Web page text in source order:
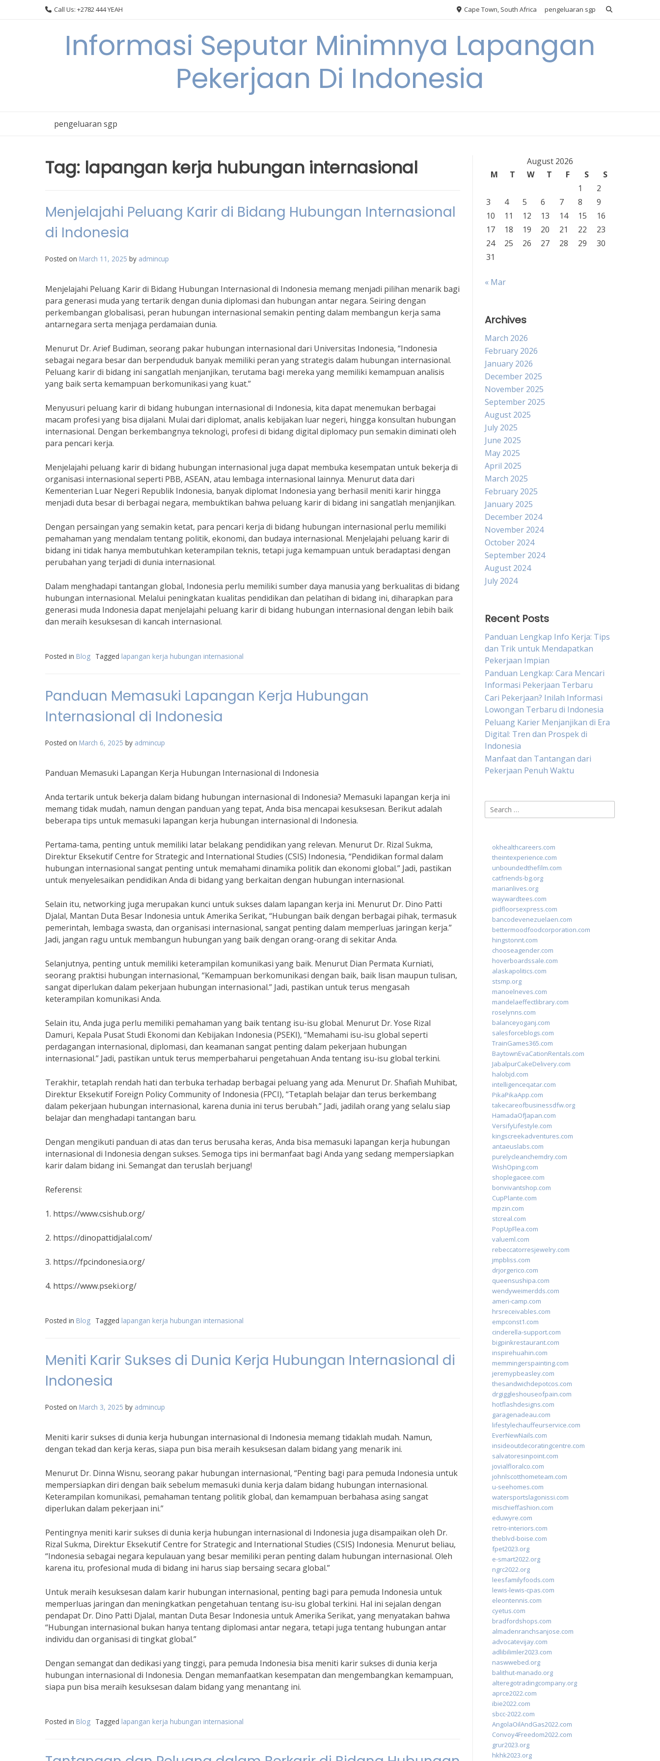
Call Us: +2782 444 YEAH Cape Town, South Africa pengeluaran sgp
Informasi Seputar Minimnya Lapangan
Pekerjaan Di Indonesia
pengeluaran sgp
Tag: lapangan kerja hubungan internasional
Menjelajahi Peluang Karir di Bidang Hubungan Internasional
di Indonesia
Posted on March 11, 2025 by admincup
Menjelajahi Peluang Karir di Bidang Hubungan Internasional di Indonesia memang menjadi pilihan menarik bagi
para generasi muda yang tertarik dengan dunia diplomasi dan hubungan antar negara. Seiring dengan
perkembangan globalisasi, peran hubungan internasional semakin penting dalam membangun kerja sama
antarnegara serta menjaga perdamaian dunia.
Menurut Dr. Arief Budiman, seorang pakar hubungan internasional dari Universitas Indonesia, “Indonesia
sebagai negara besar dan berpenduduk banyak memiliki peran yang strategis dalam hubungan internasional.
Peluang karir di bidang ini sangatlah menjanjikan, terutama bagi mereka yang memiliki kemampuan analisis
yang baik serta kemampuan berkomunikasi yang kuat.”
Menyusuri peluang karir di bidang hubungan internasional di Indonesia, kita dapat menemukan berbagai
macam profesi yang bisa dijalani. Mulai dari diplomat, analis kebijakan luar negeri, hingga konsultan hubungan
internasional. Dengan berkembangnya teknologi, profesi di bidang digital diplomacy pun semakin diminati oleh
para pencari kerja.
Menjelajahi peluang karir di bidang hubungan internasional juga dapat membuka kesempatan untuk bekerja di
organisasi internasional seperti PBB, ASEAN, atau lembaga internasional lainnya. Menurut data dari
Kementerian Luar Negeri Republik Indonesia, banyak diplomat Indonesia yang berhasil meniti karir hingga
menjadi duta besar di berbagai negara, membuktikan bahwa peluang karir di bidang ini sangatlah menjanjikan.
Dengan persaingan yang semakin ketat, para pencari kerja di bidang hubungan internasional perlu memiliki
pemahaman yang mendalam tentang politik, ekonomi, dan budaya internasional. Menjelajahi peluang karir di
bidang ini tidak hanya membutuhkan keterampilan teknis, tetapi juga kemampuan untuk beradaptasi dengan
perubahan yang terjadi di dunia internasional.
Dalam menghadapi tantangan global, Indonesia perlu memiliki sumber daya manusia yang berkualitas di bidang
hubungan internasional. Melalui peningkatan kualitas pendidikan dan pelatihan di bidang ini, diharapkan para
generasi muda Indonesia dapat menjelajahi peluang karir di bidang hubungan internasional dengan lebih baik
dan meraih kesuksesan di kancah internasional.
Posted in Blog Tagged lapangan kerja hubungan internasional
Panduan Memasuki Lapangan Kerja Hubungan
Internasional di Indonesia
Posted on March 6, 2025 by admincup
Panduan Memasuki Lapangan Kerja Hubungan Internasional di Indonesia
Anda tertarik untuk bekerja dalam bidang hubungan internasional di Indonesia? Memasuki lapangan kerja ini
memang tidak mudah, namun dengan panduan yang tepat, Anda bisa mencapai kesuksesan. Berikut adalah
beberapa tips untuk memasuki lapangan kerja hubungan internasional di Indonesia.
Pertama-tama, penting untuk memiliki latar belakang pendidikan yang relevan. Menurut Dr. Rizal Sukma,
Direktur Eksekutif Centre for Strategic and International Studies (CSIS) Indonesia, “Pendidikan formal dalam
hubungan internasional sangat penting untuk memahami dinamika politik dan ekonomi global.” Jadi, pastikan
untuk menyelesaikan pendidikan Anda di bidang yang berkaitan dengan hubungan internasional.
Selain itu, networking juga merupakan kunci untuk sukses dalam lapangan kerja ini. Menurut Dr. Dino Patti
Djalal, Mantan Duta Besar Indonesia untuk Amerika Serikat, “Hubungan baik dengan berbagai pihak, termasuk
pemerintah, lembaga swasta, dan organisasi internasional, sangat penting dalam memperluas jaringan kerja.”
Jadi, jangan ragu untuk membangun hubungan yang baik dengan orang-orang di sekitar Anda.
Selanjutnya, penting untuk memiliki keterampilan komunikasi yang baik. Menurut Dian Permata Kurniati,
seorang praktisi hubungan internasional, “Kemampuan berkomunikasi dengan baik, baik lisan maupun tulisan,
sangat diperlukan dalam pekerjaan hubungan internasional.” Jadi, pastikan untuk terus mengasah
keterampilan komunikasi Anda.
Selain itu, Anda juga perlu memiliki pemahaman yang baik tentang isu-isu global. Menurut Dr. Yose Rizal
Damuri, Kepala Pusat Studi Ekonomi dan Kebijakan Indonesia (PSEKI), “Memahami isu-isu global seperti
perdagangan internasional, diplomasi, dan keamanan sangat penting dalam pekerjaan hubungan
internasional.” Jadi, pastikan untuk terus memperbaharui pengetahuan Anda tentang isu-isu global terkini.
Terakhir, tetaplah rendah hati dan terbuka terhadap berbagai peluang yang ada. Menurut Dr. Shafiah Muhibat,
Direktur Eksekutif Foreign Policy Community of Indonesia (FPCI), “Tetaplah belajar dan terus berkembang
dalam pekerjaan hubungan internasional, karena dunia ini terus berubah.” Jadi, jadilah orang yang selalu siap
belajar dan menghadapi tantangan baru.
Dengan mengikuti panduan di atas dan terus berusaha keras, Anda bisa memasuki lapangan kerja hubungan
internasional di Indonesia dengan sukses. Semoga tips ini bermanfaat bagi Anda yang sedang mempersiapkan
karir dalam bidang ini. Semangat dan teruslah berjuang!
Referensi:
1. https://www.csishub.org/
2. https://dinopattidjalal.com/
3. https://fpcindonesia.org/
4. https://www.pseki.org/
Posted in Blog Tagged lapangan kerja hubungan internasional
Meniti Karir Sukses di Dunia Kerja Hubungan Internasional di
Indonesia
Posted on March 3, 2025 by admincup
Meniti karir sukses di dunia kerja hubungan internasional di Indonesia memang tidaklah mudah. Namun,
dengan tekad dan kerja keras, siapa pun bisa meraih kesuksesan dalam bidang yang menarik ini.
Menurut Dr. Dinna Wisnu, seorang pakar hubungan internasional, “Penting bagi para pemuda Indonesia untuk
mempersiapkan diri dengan baik sebelum memasuki dunia kerja dalam bidang hubungan internasional.
Keterampilan komunikasi, pemahaman tentang politik global, dan kemampuan berbahasa asing sangat
diperlukan dalam pekerjaan ini.”
Pentingnya meniti karir sukses di dunia kerja hubungan internasional di Indonesia juga disampaikan oleh Dr.
Rizal Sukma, Direktur Eksekutif Centre for Strategic and International Studies (CSIS) Indonesia. Menurut beliau,
“Indonesia sebagai negara kepulauan yang besar memiliki peran penting dalam hubungan internasional. Oleh
karena itu, profesional muda di bidang ini harus siap bersaing secara global.”
Untuk meraih kesuksesan dalam karir hubungan internasional, penting bagi para pemuda Indonesia untuk
memperluas jaringan dan meningkatkan pengetahuan tentang isu-isu global terkini. Hal ini sejalan dengan
pendapat Dr. Dino Patti Djalal, mantan Duta Besar Indonesia untuk Amerika Serikat, yang menyatakan bahwa
“Hubungan internasional bukan hanya tentang diplomasi antar negara, tetapi juga tentang hubungan antar
individu dan organisasi di tingkat global.”
Dengan semangat dan dedikasi yang tinggi, para pemuda Indonesia bisa meniti karir sukses di dunia kerja
hubungan internasional di Indonesia. Dengan memanfaatkan kesempatan dan mengembangkan kemampuan,
siapa pun bisa meraih kesuksesan dalam bidang yang menantang ini.
Posted in Blog Tagged lapangan kerja hubungan internasional
August 2026
M
T W T F S
S
1
2
3
4 5 6 7 8
9
10
11 12 13 14 15
16
17
18 19 20 21 22
23
24
25 26 27 28 29
30
31
« Mar
Archives
March 2026
February 2026
January 2026
December 2025
November 2025
September 2025
August 2025
July 2025
June 2025
May 2025
April 2025
March 2025
February 2025
January 2025
December 2024
November 2024
October 2024
September 2024
August 2024
July 2024
Recent Posts
Panduan Lengkap Info Kerja: Tips
dan Trik untuk Mendapatkan
Pekerjaan Impian
Panduan Lengkap: Cara Mencari
Informasi Pekerjaan Terbaru
Cari Pekerjaan? Inilah Informasi
Lowongan Terbaru di Indonesia
Peluang Karier Menjanjikan di Era
Digital: Tren dan Prospek di
Indonesia
Manfaat dan Tantangan dari
Pekerjaan Penuh Waktu
Search
for:
okhealthcareers.com
theintexperience.com
unboundedthefilm.com
catfriends-bg.org
marianlives.org
waywardtees.com
pidfloorsexpress.com
bancodevenezuelaen.com
bettermoodfoodcorporation.com
hingstonnt.com
chooseagender.com
hoverboardssale.com
alaskapolitics.com
stsmp.org
manoelneves.com
mandelaeffectlibrary.com
roselynns.com
balanceyoganj.com
salesforceblogs.com
TrainGames365.com
BaytownEvaCationRentals.com
JabalpurCakeDelivery.com
halobjd.com
intelligenceqatar.com
PikaPikaApp.com
takecareofbusinessdfw.org
HamadaOfJapan.com
VersifyLifestyle.com
kingscreekadventures.com
antaeuslabs.com
purelycleanchemdry.com
WishOping.com
shoplegacee.com
bonvivantshop.com
CupPlante.com
mpzin.com
stcreal.com
PopUpFlea.com
valueml.com
rebeccatorresjewelry.com
jmpbliss.com
drjorgerico.com
queensushipa.com
wendyweimerdds.com
ameri-camp.com
hrsreceivables.com
empconst1.com
cinderella-support.com
bigpinkrestaurant.com
inspirehuahin.com
memmingerspainting.com
jeremypbeasley.com
thesandwichdepotcos.com
drgiggleshouseofpain.com
hotflashdesigns.com
garagenadeau.com
lifestylechauffeurservice.com
EverNewNails.com
insideoutdecoratingcentre.com
salvatoresinpoint.com
jovialfloralco.com
johnlscotthometeam.com
u-seehomes.com
watersportslagonissi.com
mischieffashion.com
eduwyre.com
retro-interiors.com
theblvd-boise.com
fpet2023.org
e-smart2022.org
ngrc2022.org
leesfamilyfoods.com
lewis-lewis-cpas.com
eleontennis.com
cyetus.com
bradfordshops.com
almadenranchsanjose.com
advocatevijay.com
adlibilimler2023.com
naswwebed.org
balithut-manado.org
alteregotradingcompany.org
aprce2022.com
ibie2022.com
sbcc-2022.com
AngolaOilAndGas2022.com
Convoy4Freedom2022.com
grur2023.org
hkhk2023.org